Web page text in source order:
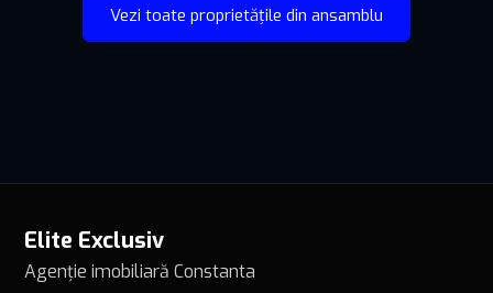
Vezi toate proprietățile din ansamblu
Elite Exclusiv
Agenție imobiliară Constanta